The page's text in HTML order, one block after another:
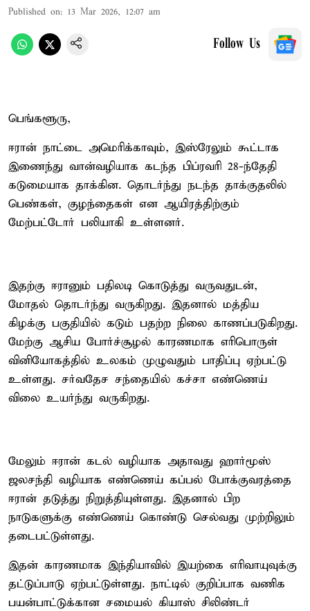
Published on: 13 Mar 2026, 12:07 am
Follow Us
பெங்களூரு,
ஈரான் நாட்டை அமெரிக்காவும், இஸ்ரேலும் கூட்டாக
இணைந்து வான்வழியாக கடந்த பிப்ரவரி 28-ந்தேதி
கடுமையாக தாக்கின. தொடர்ந்து நடந்த தாக்குதலில்
பெண்கள், குழந்தைகள் என ஆயிரத்திற்கும்
மேற்பட்டோர் பலியாகி உள்ளனர்.
இதற்கு ஈரானும் பதிலடி கொடுத்து வருவதுடன்,
மோதல் தொடர்ந்து வருகிறது. இதனால் மத்திய
கிழக்கு பகுதியில் கடும் பதற்ற நிலை காணப்படுகிறது.
மேற்கு ஆசிய போர்ச்சூழல் காரணமாக எரிபொருள்
வினியோகத்தில் உலகம் முழுவதும் பாதிப்பு ஏற்பட்டு
உள்ளது. சர்வதேச சந்தையில் கச்சா எண்ணெய்
விலை உயர்ந்து வருகிறது.
மேலும் ஈரான் கடல் வழியாக அதாவது ஹார்மூஸ்
ஜலசந்தி வழியாக எண்ணெய் கப்பல் போக்குவரத்தை
ஈரான் தடுத்து நிறுத்தியுள்ளது. இதனால் பிற
நாடுகளுக்கு எண்ணெய் கொண்டு செல்வது முற்றிலும்
தடைபட்டுள்ளது.
இதன் காரணமாக இந்தியாவில் இயற்கை எரிவாயுவுக்கு
தட்டுப்பாடு ஏற்பட்டுள்ளது. நாட்டில் குறிப்பாக வணிக
பயன்பாட்டுக்கான சமையல் கியாஸ் சிலிண்டர்